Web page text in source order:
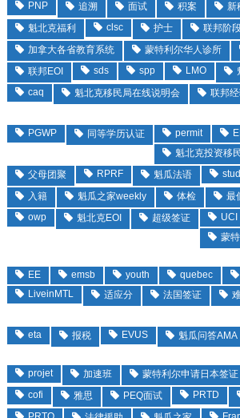
PNP
追溯 面试 积案
新
魁北克福利
clsc 护士 联邦阶
加拿大各省教育系统
蒙特利尔华人诊所
联邦EOI
sds spp LMO
caq
魁北克移民局在线说明会 联邦
PGWP
同等学历认证 permit
魁北克投资移
父母团聚
RPRF 魁瓜法语
入籍
魁瓜之家weekly 体检 最
owp
魁北克EOI 超级签证 UCI
蒙
EE
emsb youth quebec
LiveinMTL
适应分 法国签证
eta
报税 EVUS 魁瓜问答AMA
projet
加速班 蒙特利尔申请日本签证
cofi
雅思 PEQ面试 PRTD